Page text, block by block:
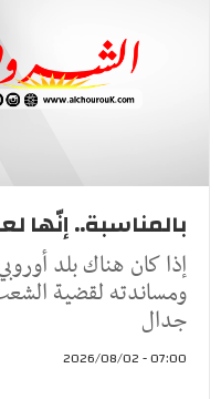
بالمناسبة.. إنّها
إذا كان هناك بلد
ومساندته لقضية
جدال
07:00 - 2026/08/02